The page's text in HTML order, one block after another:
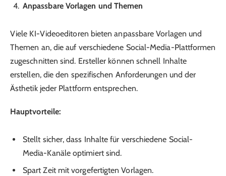
Anpassbare Vorlagen und Themen
Viele KI-Videoeditoren bieten anpassbare Vorlagen und
Themen an, die auf verschiedene Social-Media-Plattformen
zugeschnitten sind. Ersteller können schnell Inhalte
erstellen, die den spezifischen Anforderungen und der
Ästhetik jeder Plattform entsprechen.
Hauptvorteile:
Stellt sicher, dass Inhalte für verschiedene Social-
Media-Kanäle optimiert sind.
Spart Zeit mit vorgefertigten Vorlagen.